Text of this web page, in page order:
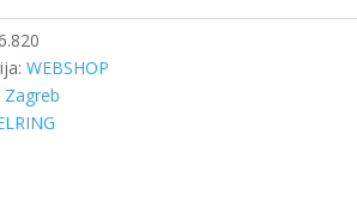
WEBSHOP
Zagreb